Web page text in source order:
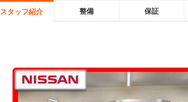
スタッフ紹介 整備 保証